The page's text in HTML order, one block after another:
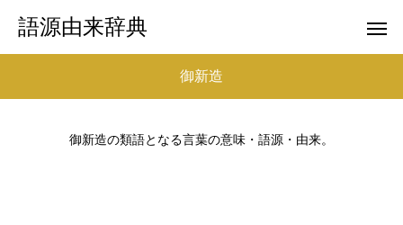
語源由来辞典
御新造
御新造の類語となる言葉の意味・語源・由来。